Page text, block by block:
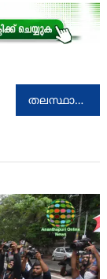
തലസ്ഥാന നഗരിയില്‍ ആദ്യമായി സ്ത്രീ നാടകോത്സവം